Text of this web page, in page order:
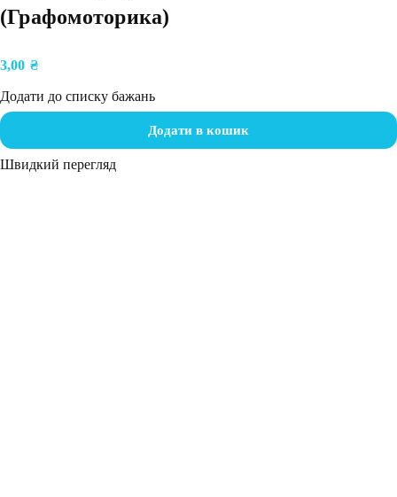
(Графомоторика)
3,00 ₴
Додати до списку бажань
Додати в кошик
Швидкий перегляд